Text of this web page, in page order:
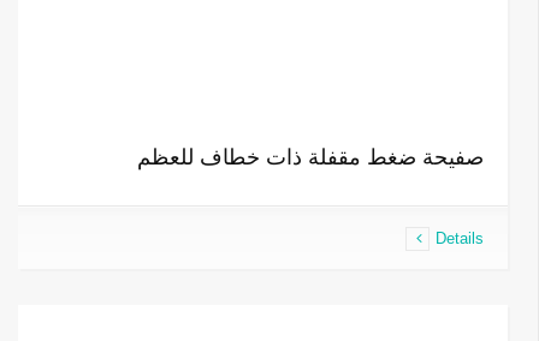
صفيحة ضغط مقفلة ذات خطاف للعظم
Details